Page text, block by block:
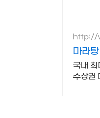
http://
국내
수상권